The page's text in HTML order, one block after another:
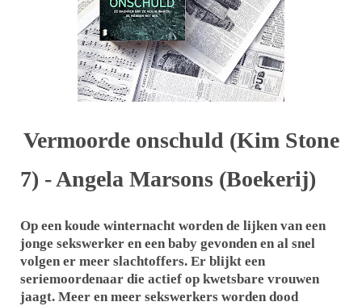
Vermoorde onschuld (Kim Stone
7) - Angela Marsons (Boekerij)
Op een koude winternacht worden de lijken van een
jonge sekswerker en een baby gevonden en al snel
volgen er meer slachtoffers. Er blijkt een
seriemoordenaar die actief op kwetsbare vrouwen
jaagt. Meer en meer sekswerkers worden dood